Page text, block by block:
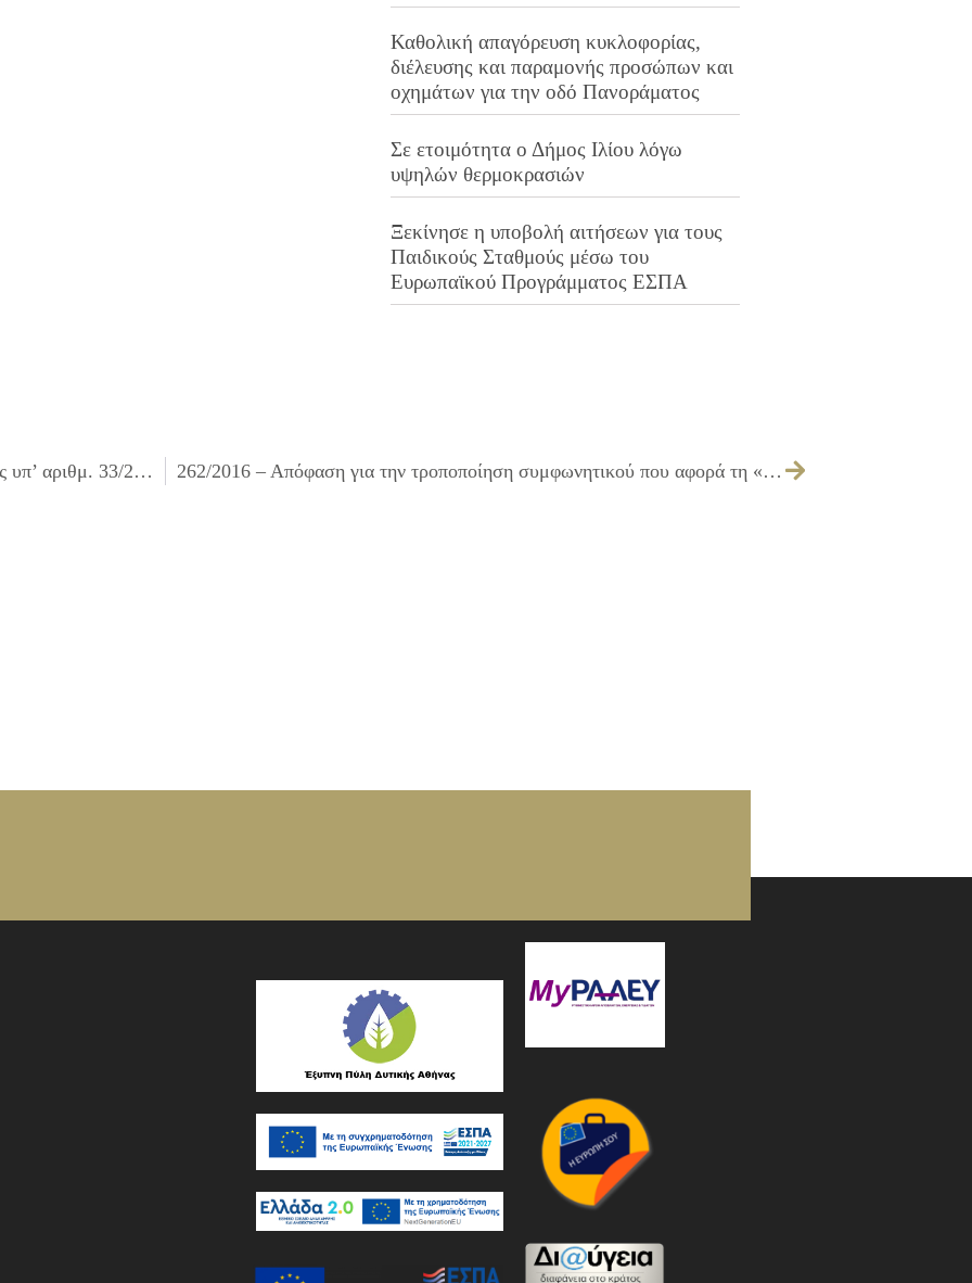
Καθολική απαγόρευση κυκλοφορίας,
διέλευσης και παραμονής προσώπων και
οχημάτων για την οδό Πανοράματος
Σε ετοιμότητα ο Δήμος Ιλίου λόγω
υψηλών θερμοκρασιών
Ξεκίνησε η υποβολή αιτήσεων για τους
Παιδικούς Σταθμούς μέσω του
Ευρωπαϊκού Προγράμματος ΕΣΠΑ
260/2016 – Λήψη απόφασης για διαγραφή ποσών από τους υπ’ αριθμ. 33/2012, 35/2012 βεβαιωτικούς καταλόγους 262/2016 – Απόφαση για την τροποποίηση συμφωνητικού που αφορά τη «Μίσθωση οικήματος για τη στέγαση των υπηρεσιών του Δ’ ΚΑΠΗ του Δήμου Ιλίου»